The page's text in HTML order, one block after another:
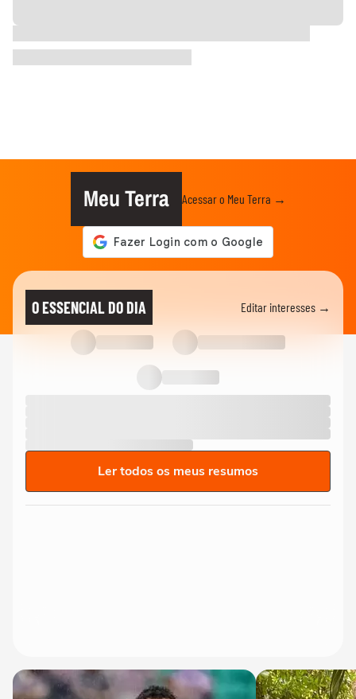
Meu Terra Acessar o Meu Terra →
O ESSENCIAL DO DIA Editar interesses →
Ler todos os meus resumos